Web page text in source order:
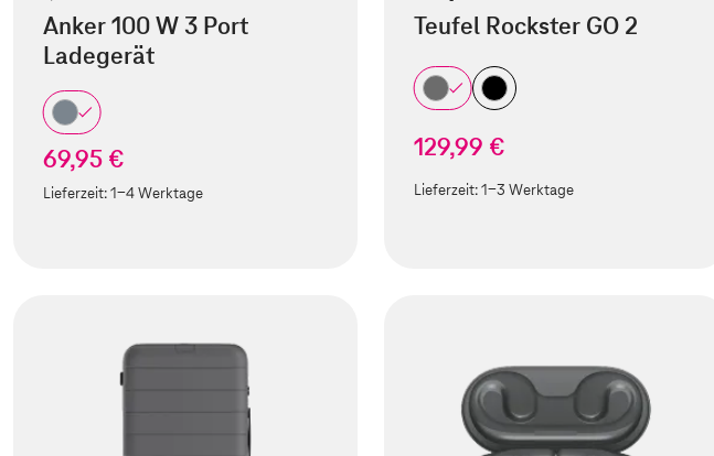
Anker 100 W 3 Port
Ladegerät
69,95 €
Lieferzeit:1-4 Werktage
Teufel Rockster GO 2
129,99 €
Lieferzeit:1-3 Werktage